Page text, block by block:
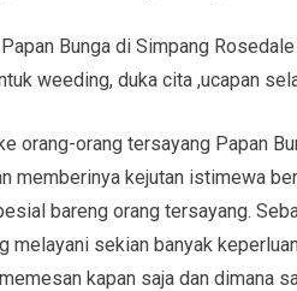
Bunga di Simpang
weeding, duka cita ,ucapan
orang-orang tersayang Papan
memberinya kejutan istimewa
bareng orang tersayang.
melayani sekian banyak
kapan saja dan dimana